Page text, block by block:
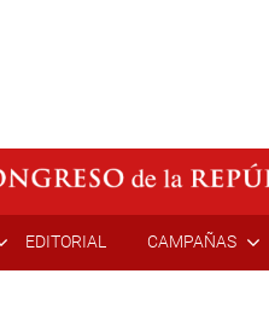
EDITORIAL CAMPAÑAS